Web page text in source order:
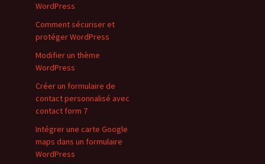
WordPress
Comment sécuriser et
protéger WordPress
Modifier un thème
WordPress
Créer un formulaire de
contact personnalisé avec
contact form 7
Intégrer une carte Google
maps dans un formulaire
WordPress